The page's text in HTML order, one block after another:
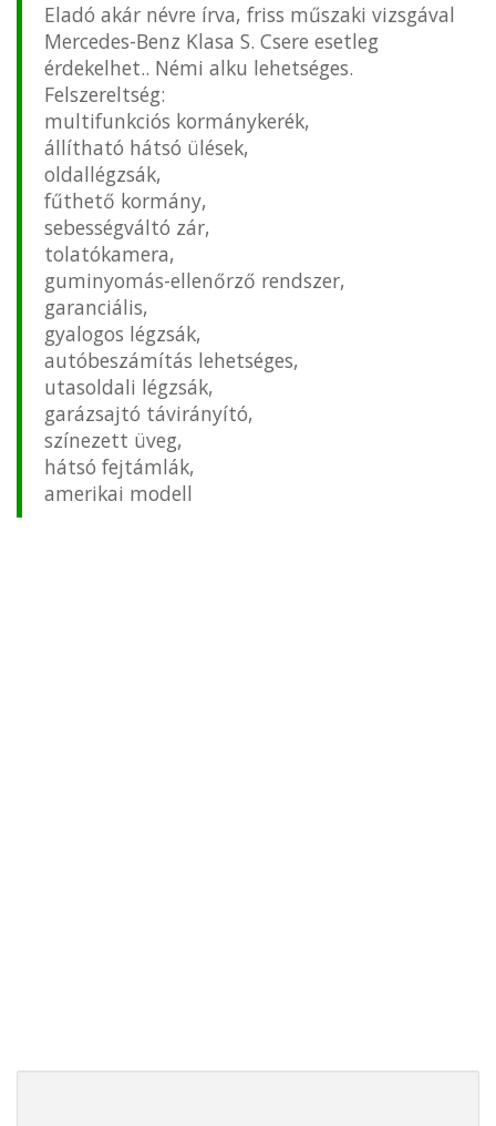
Eladó akár névre írva, friss műszaki vizsgával
Mercedes-Benz Klasa S. Csere esetleg
érdekelhet.. Némi alku lehetséges.
Felszereltség:
multifunkciós kormánykerék,
állítható hátsó ülések,
oldallégzsák,
fűthető kormány,
sebességváltó zár,
tolatókamera,
guminyomás-ellenőrző rendszer,
garanciális,
gyalogos légzsák,
autóbeszámítás lehetséges,
utasoldali légzsák,
garázsajtó távirányító,
színezett üveg,
hátsó fejtámlák,
amerikai modell